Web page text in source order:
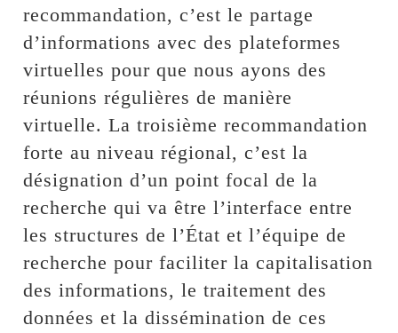
recommandation, c’est le partage
d’informations avec des plateformes
virtuelles pour que nous ayons des
réunions régulières de manière
virtuelle. La troisième recommandation
forte au niveau régional, c’est la
désignation d’un point focal de la
recherche qui va être l’interface entre
les structures de l’État et l’équipe de
recherche pour faciliter la capitalisation
des informations, le traitement des
données et la dissémination de ces